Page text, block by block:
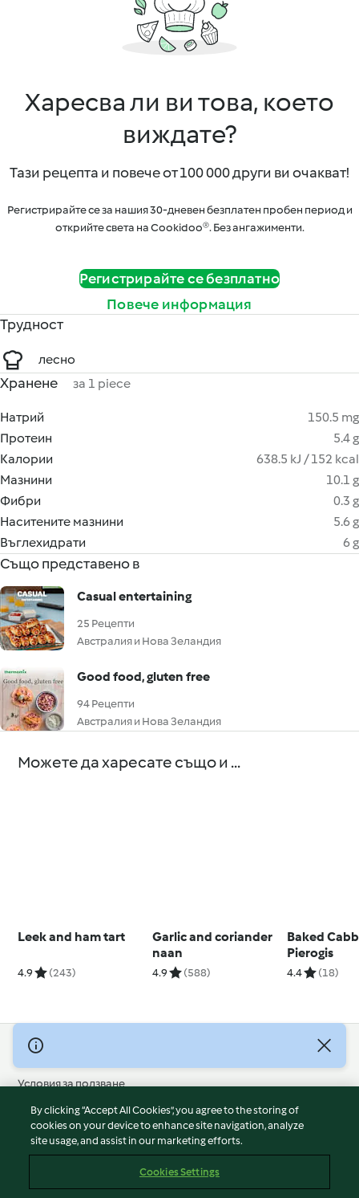
Харесва ли ви това, което
виждате?
Тази рецепта и повече от 100 000 други ви очакват!
Регистрирайте се за нашия 30-дневен безплатен пробен период и
открийте света на Cookidoo®. Без ангажименти.
Регистрирайте се безплатно
Повече информация
Трудност
лесно
Хранене за 1 piece
Натрий
150.5 mg
Протеин
5.4 g
Калории
638.5 kJ / 152 kcal
Мазнини
10.1 g
Фибри
0.3 g
Наситените мазнини
5.6 g
Въглехидрати
6 g
Също представено в
Casual entertaining
25 Рецепти
Австралия и Нова Зеландия
Good food, gluten free
94 Рецепти
Австралия и Нова Зеландия
Можете да харесате също и ...
Leek and ham tart
4.9 (243)
Garlic and coriander
naan
4.9 (588)
Baked
Pierogis
4.4 (18)
© Авторско право 2026
Условия за ползване
Политика за поверителност
Отказ от отговорност
Политика за поверителност
Докладвайте Съдържание
By clicking “Accept All Cookies”, you agree to the storing of
cookies on your device to enhance site navigation, analyze
site usage, and assist in our marketing efforts.
Cookies Settings